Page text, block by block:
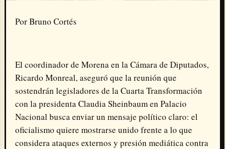
Por Bruno Cortés
El coordinador de Morena en la Cámara de Diputados,
Ricardo Monreal, aseguró que la reunión que
sostendrán legisladores de la Cuarta Transformación
con la presidentaClaudia Sheinbaumen Palacio
Nacional busca enviar un mensaje político claro: el
oficialismo quiere mostrarse unido frente a lo que
considera ataques externos y presión mediática contra